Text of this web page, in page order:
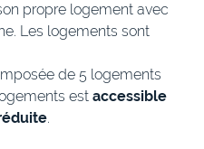
propre logement avec
Les logements sont
de 5 logements
est accessible
.